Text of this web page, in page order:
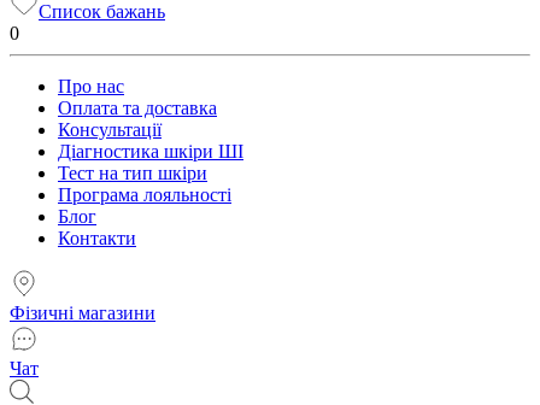
Список бажань
0
Про нас
Оплата та доставка
Консультації
Діагностика шкіри ШІ
Тест на тип шкіри
Програма лояльності
Блог
Контакти
Фізичні магазини
Чат